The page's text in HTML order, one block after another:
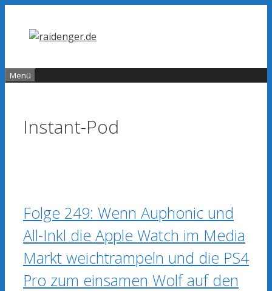
Inhalt
springen
Menü
Instant-Pod
Folge 249: Wenn Auphonic und
All-Inkl die Apple Watch im Media
Markt weichtrampeln und die PS4
Pro zum einsamen Wolf auf den